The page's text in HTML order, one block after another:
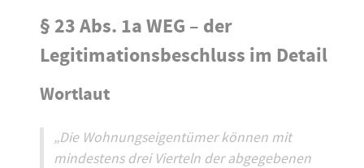
§ 23 Abs. 1a WEG – der
Legitimationsbeschluss im Detail
Wortlaut
„Die Wohnungseigentümer können mit
mindestens drei Vierteln der abgegebenen